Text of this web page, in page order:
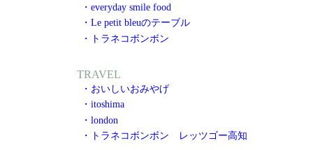
・everyday smile food
・Le petit bleuのテーブル
・トラネコボンボン
TRAVEL
・おいしいおみやげ
・itoshima
・london
・トラネコボンボン レッツゴー高知